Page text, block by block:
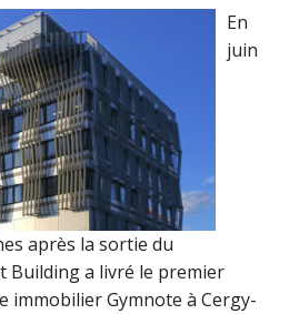
En
juin
après la sortie du
Building a livré le premier
immobilier Gymnote à Cergy-